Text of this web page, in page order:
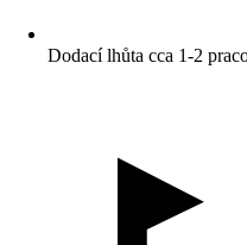
Dodací lhůta cca 1-2